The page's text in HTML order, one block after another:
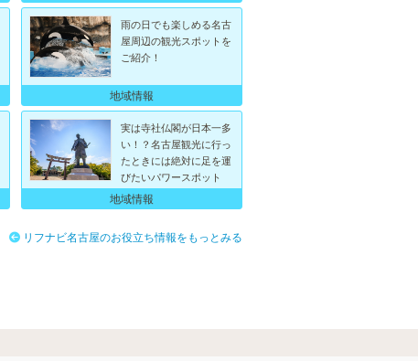
雨の日でも楽しめる名古
屋周辺の観光スポットを
ご紹介！
地域情報
実は寺社仏閣が日本一多
い！？名古屋観光に行っ
たときには絶対に足を運
びたいパワースポット
地域情報
リフナビ名古屋のお役立ち情報をもっとみる